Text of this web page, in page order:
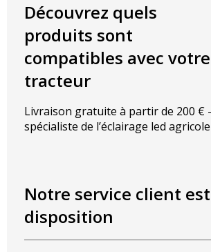
Découvrez quels
produits sont
compatibles avec votre
tracteur
Livraison gratuite à partir de 200 €
spécialiste de l’éclairage led agricole
Notre service client
disposition